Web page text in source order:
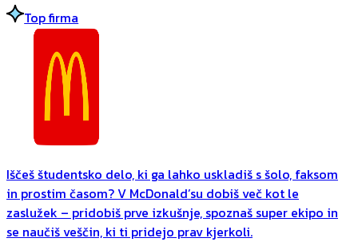
Top firma
Iščeš študentsko delo, ki ga lahko uskladiš s šolo, faksom
in prostim časom? V McDonald’su dobiš več kot le
zaslužek – pridobiš prve izkušnje, spoznaš super ekipo in
se naučiš veščin, ki ti pridejo prav kjerkoli.